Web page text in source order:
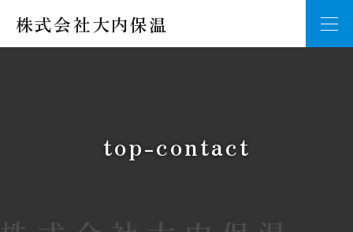
株式会社大内保温
top-contact